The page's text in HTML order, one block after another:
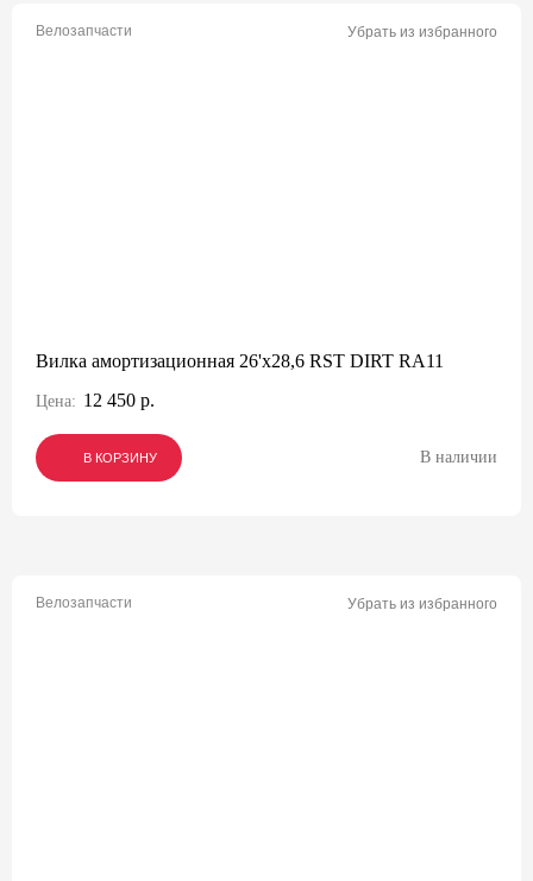
Велозапчасти Убрать из избранного
Вилка амортизационная 26'х28,6 RST DIRT RA11
Цена: 12 450 р.
В КОРЗИНУ
В КОРЗИНУ
В КОРЗИНУ В наличии
Велозапчасти Убрать из избранного